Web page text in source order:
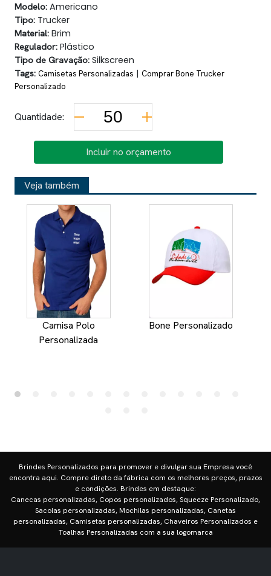
Modelo: Americano
Tipo: Trucker
Material: Brim
Regulador: Plástico
Tipo de Gravação: Silkscreen
Tags: Camisetas Personalizadas | Comprar Bone Trucker
Personalizado
Quantidade:
Incluir no orçamento
Veja também
Camisa Polo
Personalizada
Bone Personalizado
Brindes Personalizados para promover e divulgar sua Empresa você
encontra aqui. Compre direto da fábrica com os melhores preços, prazos
e condições. Brindes em destaque:
Canecas personalizadas, Copos personalizados, Squeeze Personalizado,
Sacolas personalizadas, Mochilas personalizadas, Canetas
personalizadas, Camisetas personalizadas, Chaveiros Personalizados e
Toalhas Personalizadas com a sua logomarca